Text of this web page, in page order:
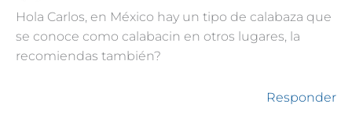
Hola Carlos, en México hay un tipo de calabaza que
se conoce como calabacin en otros lugares, la
recomiendas también?
Responder